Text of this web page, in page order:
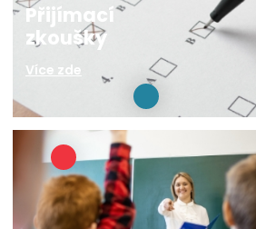
Přijímací
zkoušky
Více zde